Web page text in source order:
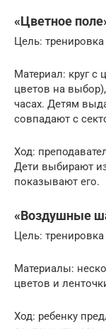
«Цветное
Цель:
Материал: круг с
цветов на
часах. Детям
совпадают с
Ход:
Дети выбирают
показывают его.
«Воздушные
Цель:
Материалы:
цветов и
Ход: ребенку